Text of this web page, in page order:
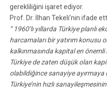
gerekliliğini işaret ediyor.
Prof. Dr. İlhan Tekeli’nin ifade
“ 1960’lı yıllarda Türkiye planlı
harcamaları bir yatırım konusu
kalkınmasında kapital en
Türkiye de zaten düşük olan
olabildiğince sanayiye ayırmaya
Türkiye’nin hızlı